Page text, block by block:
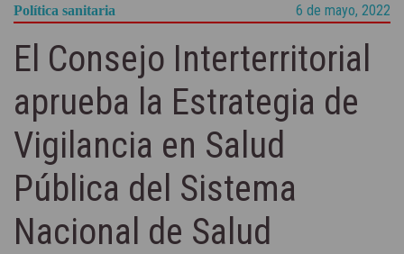
Política sanitaria 6 de mayo, 2022
El Consejo Interterritorial
aprueba la Estrategia de
Vigilancia en Salud
Pública del Sistema
Nacional de Salud